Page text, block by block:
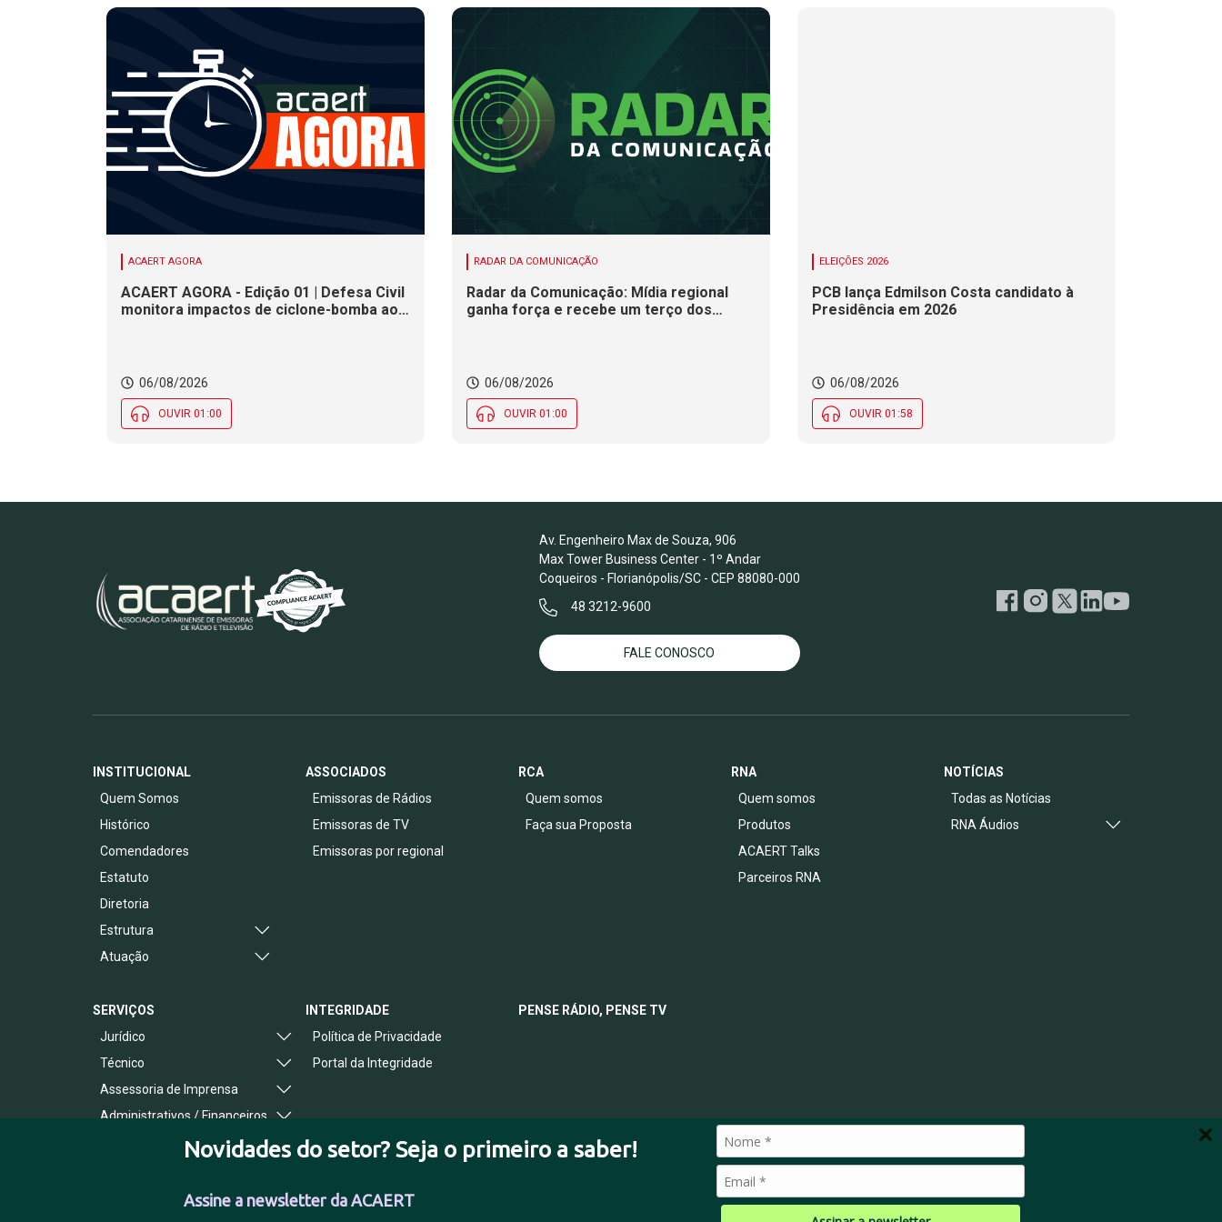
Novidades do setor? Seja o primeiro a saber!
Assine a newsletter da ACAERT
ACAERT AGORA
ACAERT AGORA - Edição 01 | Defesa Civil
monitora impactos de ciclone-bomba ao
encerra inscrições para processo
seletivo nesta quinta (6)
06/08/2026
OUVIR 01:00
RADAR DA COMUNICAÇÃO
Radar da Comunicação: Mídia regional
ganha força e recebe um terço dos
06/08/2026
OUVIR 01:00
ELEIÇÕES 2026
PCB lança Edmilson Costa candidato à
Presidência em 2026
06/08/2026
OUVIR 01:58
Av. Engenheiro Max de Souza, 906
Max Tower Business Center - 1º Andar
Coqueiros - Florianópolis/SC - CEP 88080-000
48 3212-9600
FALE CONOSCO
INSTITUCIONAL
Quem Somos
Histórico
Comendadores
Estatuto
Diretoria
Estrutura
Atuação
ASSOCIADOS
Emissoras de Rádios
Emissoras de TV
Emissoras por regional
RCA
Quem somos
Faça sua Proposta
RNA
Quem somos
Produtos
ACAERT Talks
Parceiros RNA
NOTÍCIAS
Todas as Notícias
RNA Áudios
SERVIÇOS
Jurídico
Técnico
Assessoria de Imprensa
Administrativos / Financeiros
Benefícios ao Associado
INTEGRIDADE
Política de Privacidade
Portal da Integridade
PENSE RÁDIO, PENSE TV